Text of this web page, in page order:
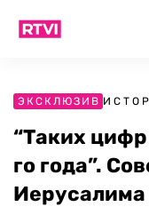
ЭКСКЛЮЗИВ
“Таких
го года”.
Иерусалима